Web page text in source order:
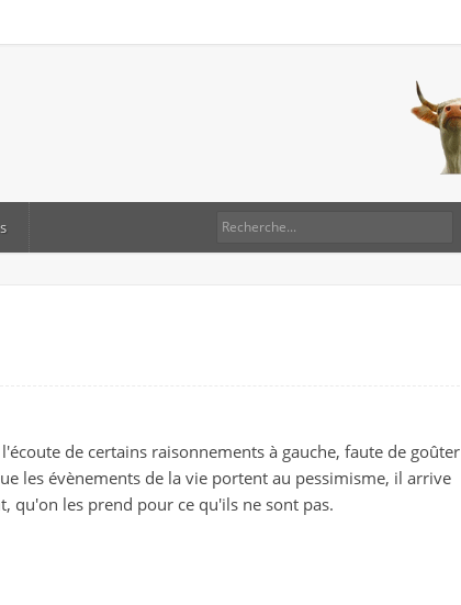
de certains raisonnements à gauche, faute de goûter
les évènements de la vie portent au pessimisme, il arrive
qu'on les prend pour ce qu'ils ne sont pas.